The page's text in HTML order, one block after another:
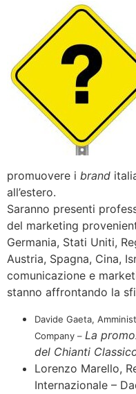
promuovere i brand
all’estero.
Saranno presenti
del marketing
Germania, Stati Uniti,
Austria, Spagna, Cina,
comunicazione e
stanno affrontando la
Davide Gaeta,
Company – La
del Chianti
Lorenzo Marello,
Internazionale –